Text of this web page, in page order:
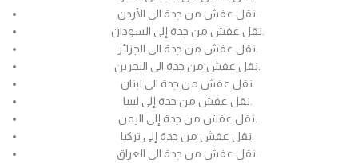
نقل عفش من جدة الى الأردن.
نقل عفش من جدة إلى السودان.
نقل عفش من جدة الى الجزائر.
نقل عفش من جدة الى البحرين.
نقل عفش من جدة الى لبنان.
نقل عفش من جدة إلى ليبيا.
نقل عفش من جدة إلى اليمن.
نقل عفش من جدة إلى تركيا.
نقل عفش من جدة الى العراق.